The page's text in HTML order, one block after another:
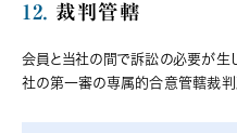
12. 裁判管轄
会員と当社の間で訴訟の必要が生
社の第一審の専属的合意管轄裁判